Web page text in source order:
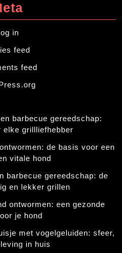
in
feed
feed
barbecue gereedschap:
elke grillliefhebber
de basis voor een
vitale hond
barbecue gereedschap: de
en lekker grillen
ontwormen: een gezonde
je hond
met vogelgeluiden: sfeer,
in huis